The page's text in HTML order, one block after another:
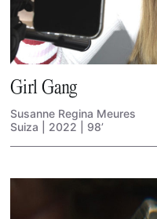
Girl Gang
Susanne Regina Meures
Suiza | 2022 | 98’